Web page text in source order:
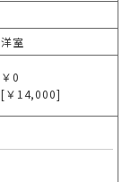
洋室
￥0
[￥14,000]